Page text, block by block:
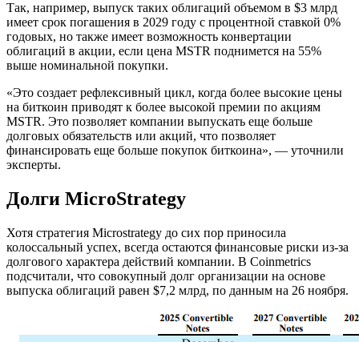
Так, например, выпуск таких облигаций объемом в $3 млрд
имеет срок погашения в 2029 году с процентной ставкой 0%
годовых, но также имеет возможность конвертации
облигаций в акции, если цена MSTR поднимется на 55%
выше номинальной покупки.
«Это создает рефлексивный цикл, когда более высокие цены
на биткоин приводят к более высокой премии по акциям
MSTR. Это позволяет компании выпускать еще больше
долговых обязательств или акций, что позволяет
финансировать еще больше покупок биткоина», — уточнили
эксперты.
Долги MicroStrategy
Хотя стратегия Microstrategy до сих пор приносила
колоссальный успех, всегда остаются финансовые риски из-за
долгового характера действий компании. В Coinmetrics
подсчитали, что совокупный долг организации на основе
выпуска облигаций равен $7,2 млрд, по данным на 26 ноября.